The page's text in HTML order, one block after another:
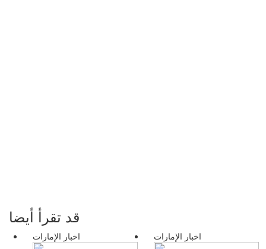
قد تقرأ أيضا
اخبار الإمارات اخبار الإمارات